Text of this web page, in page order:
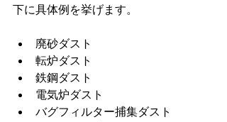
下に具体例を挙げます。
廃砂ダスト
転炉ダスト
鉄鋼ダスト
電気炉ダスト
バグフィルター捕集ダスト